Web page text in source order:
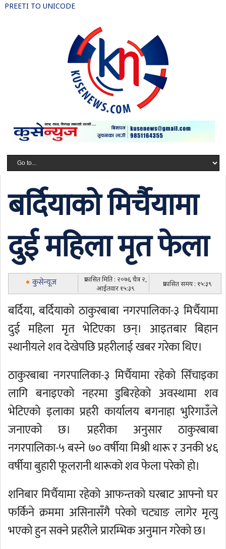
PREETI TO UNICODE
बर्दियाको मिर्चैयामा
दुई महिला मृत फेला
कुसेन्यूज
प्रकासित मिति : २०७६ चैत्र २,
आईतवार १५:३९
प्रकासित समय : १५:३९
बर्दिया, बर्दियाको ठाकुरबाबा नगरपालिका-३ मिर्चैयामा
दुई महिला मृत भेटिएका छन्। आइतबार बिहान
स्थानीयले शव देखेपछि प्रहरीलाई खबर गरेका थिए।
ठाकुरबाबा नगरपालिका-३ मिर्चैयामा रहेको सिँचाइका
लागि बनाइएको नहरमा डुबिरहेको अवस्थामा शव
भेटिएको इलाका प्रहरी कार्यालय बगनाहा भुरिगाउँले
जनाएको छ। प्रहरीका अनुसार ठाकुरबाबा
नगरपालिका-५ बस्ने ७० वर्षीया मिश्री थारू र उनकी ४६
वर्षीया बुहारी फूलरानी थारूको शव फेला परेको हो।
शनिबार मिर्चैयामा रहेको आफन्तको घरबाट आफ्नो घर
फर्किने क्रममा असिनासँगै परेको चट्याङ लागेर मृत्यु
भएको हुन सक्ने प्रहरीले प्रारम्भिक अनुमान गरेको छ।